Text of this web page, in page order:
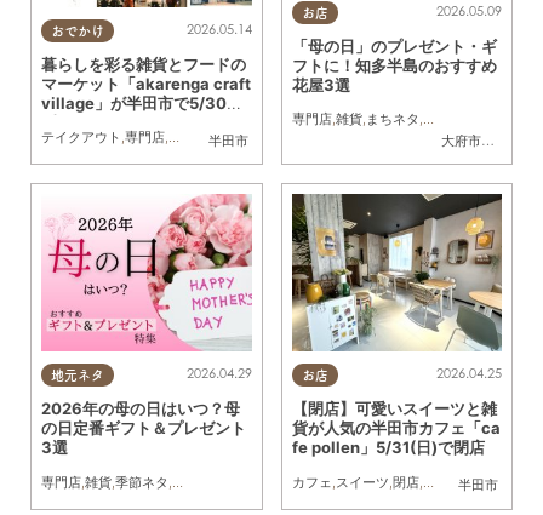
おでかけ
半田市
2026.05.14
暮らしを彩る雑貨とフードの
マーケット「akarenga craft
village」が半田市で5/30
テイクアウト ,専門店,雑貨 イベント 友人
お店
大府市知多市
2026.05.09
「母の日」のプレゼント・ギ
フトに！知多半島のおすすめ
花屋3選
専門店,雑貨, まちネタ ,ちたまるスタイル
地元ネタ 2026.04.29
2026年の母の日はいつ？母
の日定番ギフト＆プレゼント
3選
専門店 雑貨 季節ネタ
お店
半田市
2026.04.25
【閉店】可愛いスイーツと雑
貨が人気の半田市カフェ「ca
fe pollen」5/31(日)で閉店
カフェ スイーツ 閉店, まちネタ